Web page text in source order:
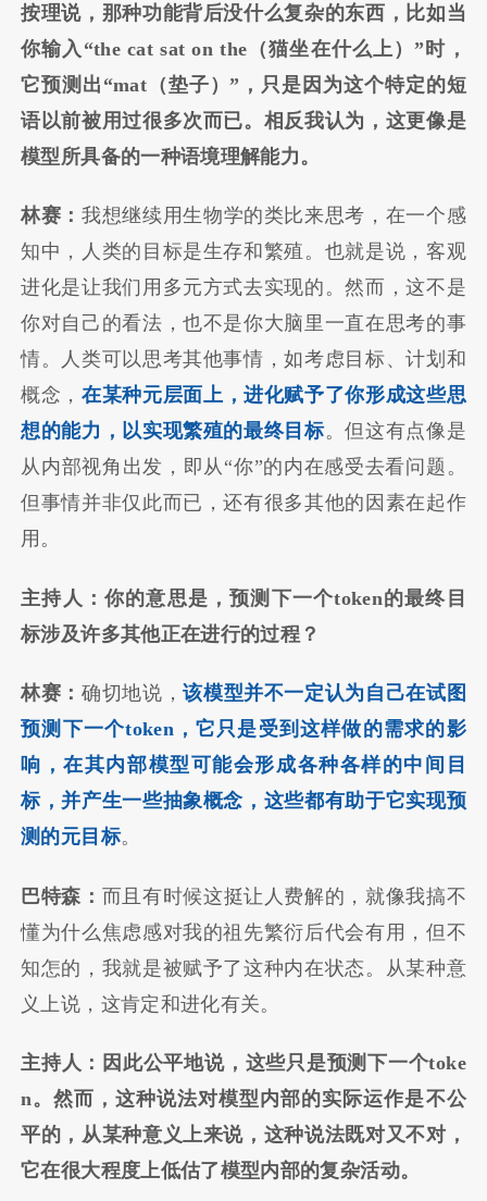
按理说，那种功能背后没什么复杂的东西，比如当
你输入“the cat sat on the（猫坐在什么上）”时，
它预测出“mat（垫子）”，只是因为这个特定的短
语以前被用过很多次而已。相反我认为，这更像是
模型所具备的一种语境理解能力。
林赛：我想继续用生物学的类比来思考，在一个感
知中，人类的目标是生存和繁殖。也就是说，客观
进化是让我们用多元方式去实现的。然而，这不是
你对自己的看法，也不是你大脑里一直在思考的事
情。人类可以思考其他事情，如考虑目标、计划和
概念，在某种元层面上，进化赋予了你形成这些思
想的能力，以实现繁殖的最终目标。但这有点像是
从内部视角出发，即从“你”的内在感受去看问题。
但事情并非仅此而已，还有很多其他的因素在起作
用。
主持人：你的意思是，预测下一个token的最终目
标涉及许多其他正在进行的过程？
林赛：确切地说，该模型并不一定认为自己在试图
预测下一个token，它只是受到这样做的需求的影
响，在其内部模型可能会形成各种各样的中间目
标，并产生一些抽象概念，这些都有助于它实现预
测的元目标。
巴特森： 而且有时候这挺让人费解的，就像我搞不
懂为什么焦虑感对我的祖先繁衍后代会有用，但不
知怎的，我就是被赋予了这种内在状态。从某种意
义上说，这肯定和进化有关。
主持人：因此公平地说，这些只是预测下一个toke
n。然而，这种说法对模型内部的实际运作是不公
平的，从某种意义上来说，这种说法既对又不对，
它在很大程度上低估了模型内部的复杂活动。